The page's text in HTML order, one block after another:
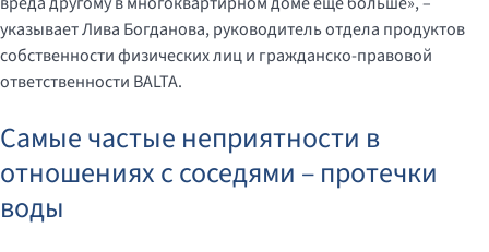
указывает Лива Богданова, руководитель отдела продуктов
собственности физических лиц и гражданско-правовой
ответственности BALTA.
Самые частые неприятности в
отношениях с соседями – протечки
воды